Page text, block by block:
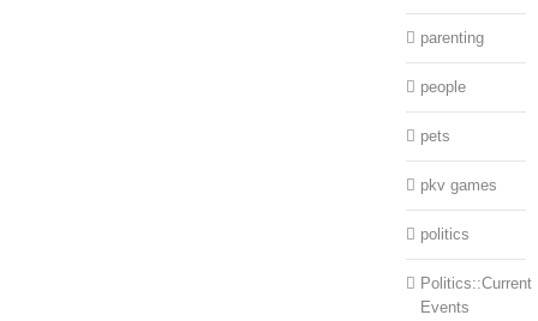
parenting
people
pets
pkv games
politics
Politics::Current
Events